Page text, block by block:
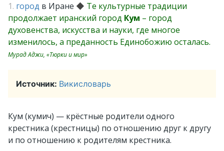
1. город в Иране ◆ Те культурные традиции
продолжает иранский город Кум – город
духовенства, искусства и науки, где многое
изменилось, а преданность Единобожию осталась.
Мурад Аджи, «Тюрки и мир»
Источник: Викисловарь
Кум (кумич) — крёстные родители одного
крестника (крестницы) по отношению друг к другу
и по отношению к родителям крестника.